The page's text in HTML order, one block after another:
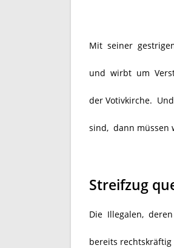
Mit seiner
und wirbt um
der Votivkirche.
sind, dann müssen
Streifzug
Die Illegalen,
bereits rechtskräftig